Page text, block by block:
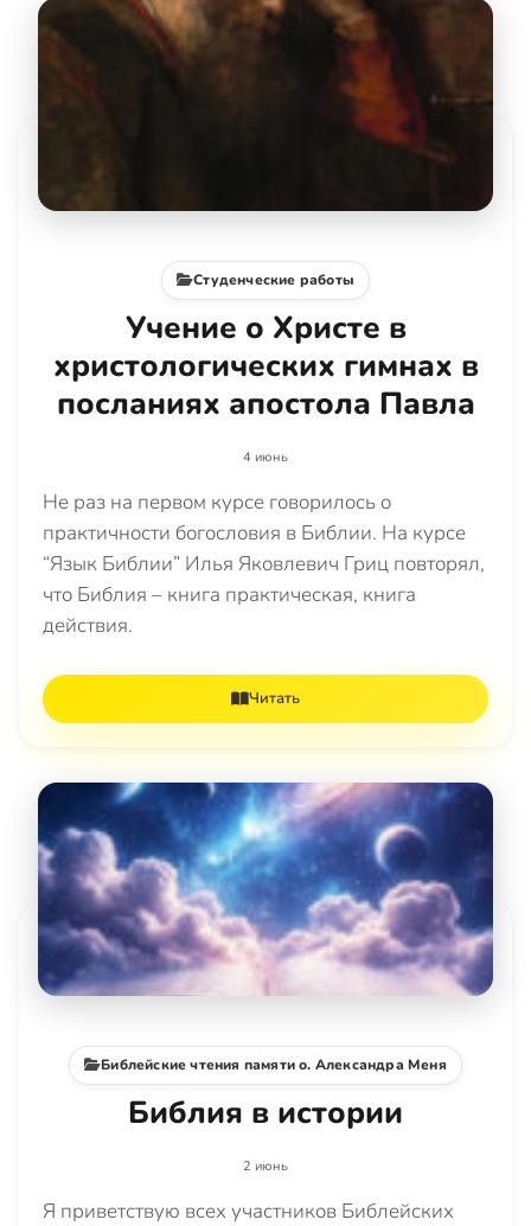
Студенческие работы
Учение о Христе в
христологических гимнах в
посланиях апостола Павла
4 июнь
Не раз на первом курсе говорилось о
практичности богословия в Библии. На курсе
“Язык Библии” Илья Яковлевич Гриц повторял,
что Библия – книга практическая, книга
действия.
Читать
Библейские чтения памяти о. Александра Меня
Библия в истории
2 июнь
Я приветствую всех участников Библейских